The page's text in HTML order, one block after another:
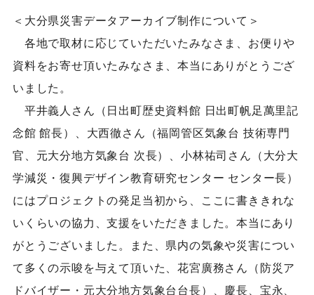
＜大分県災害データアーカイブ制作について＞
各地で取材に応じていただいたみなさま、お便りや
資料をお寄せ頂いたみなさま、本当にありがとうござ
いました。
平井義人さん（日出町歴史資料館 日出町帆足萬里記
念館 館長）、大西徹さん（福岡管区気象台 技術専門
官、元大分地方気象台 次長）、小林祐司さん（大分大
学減災・復興デザイン教育研究センター センター長）
にはプロジェクトの発足当初から、ここに書ききれな
いくらいの協力、支援をいただきました。本当にあり
がとうございました。また、県内の気象や災害につい
て多くの示唆を与えて頂いた、花宮廣務さん（防災ア
ドバイザー・元大分地方気象台台長）、慶長、宝永、